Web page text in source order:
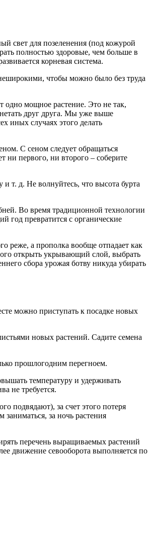
свет для позеленения (под кожурой
полностью здоровые, чем больше в
корневая система.
чтобы можно было без труда
одно мощное растение. Это не так,
друг друга. Мы уже выше
иных случаях этого делать
С сеном следует обращаться
ни первого, ни второго – соберите
т. д. Не волнуйтесь, что высота бурта
Во время традиционной технологии
год превратится с органические
реже, а прополка вообще отпадает как
открыть укрывающий слой, выбрать
сбора урожая ботву никуда убирать
можно приступать к посадке новых
новых растений. Садите семена
прошлогодним перегноем.
температуру и удерживать
не требуется.
подвядают), за счет этого потеря
за ночь растения
перечень выращиваемых растений
движение севооборота выполняется по